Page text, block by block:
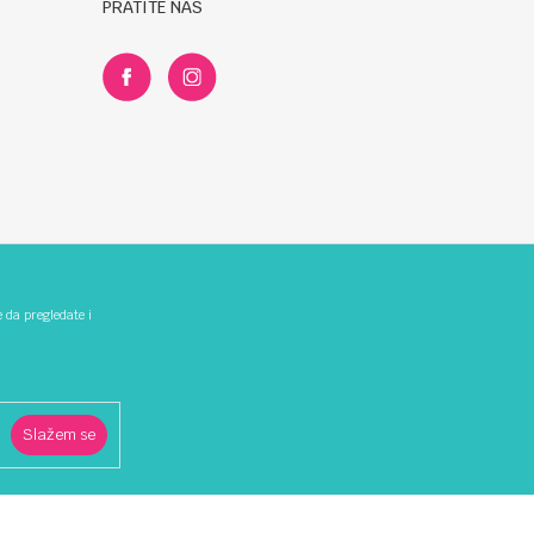
PRATITE NAS
grešaka. Svi artikli prikazani na sajtu su dio naše ponude i ne
344 ili 066/826-479.
pregledate i
Slažem se